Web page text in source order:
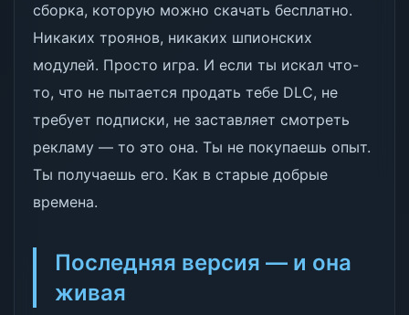
сборка, которую можно скачать бесплатно.
Никаких троянов, никаких шпионских
модулей. Просто игра. И если ты искал что-
то, что не пытается продать тебе DLC, не
требует подписки, не заставляет смотреть
рекламу — то это она. Ты не покупаешь опыт.
Ты получаешь его. Как в старые добрые
времена.
Последняя версия — и она
живая